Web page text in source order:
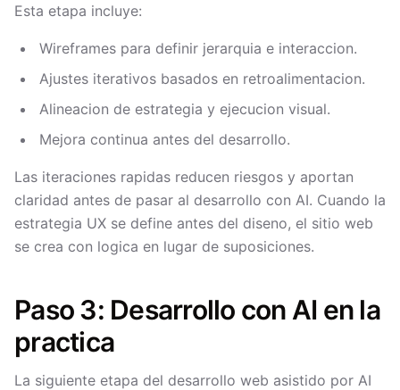
Esta etapa incluye:
Wireframes para definir jerarquia e interaccion.
Ajustes iterativos basados en retroalimentacion.
Alineacion de estrategia y ejecucion visual.
Mejora continua antes del desarrollo.
Las iteraciones rapidas reducen riesgos y aportan
claridad antes de pasar al desarrollo con AI. Cuando la
estrategia UX se define antes del diseno, el sitio web
se crea con logica en lugar de suposiciones.
Paso 3: Desarrollo con AI en la
practica
La siguiente etapa del desarrollo web asistido por AI